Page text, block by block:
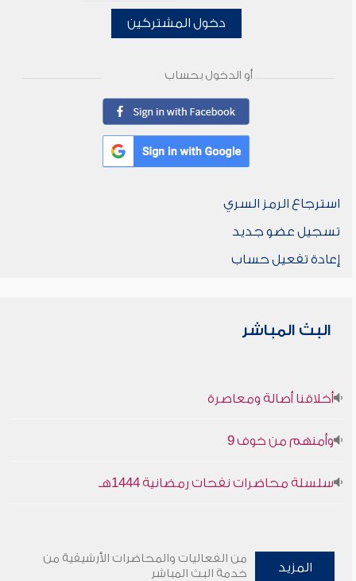
دخول المشتركين
أو الدخول بحساب
استرجاع الرمز السري
تسجيل عضو جديد
إعادة تفعيل حساب
البث المباشر
أخلاقنا أصالة ومعاصرة
وأمنهم من خوف 9
سلسلة محاضرات نفحات رمضانية 1444هـ
المزيد
من الفعاليات والمحاضرات الأرشيفية من
خدمة البث المباشر